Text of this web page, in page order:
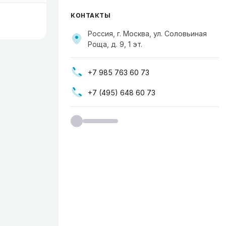
КОНТАКТЫ
Россия, г. Москва, ул. Соловьиная
Роща, д. 9, 1 эт.
+7 985 763 60 73
+7 (495) 648 60 73